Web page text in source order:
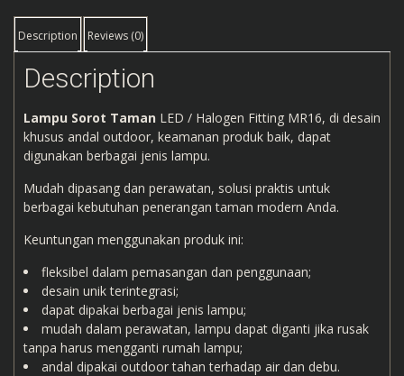
Description Reviews (0)
Description
Lampu Sorot Taman LED / Halogen Fitting MR16, di desain
khusus andal outdoor, keamanan produk baik, dapat
digunakan berbagai jenis lampu.
Mudah dipasang dan perawatan, solusi praktis untuk
berbagai kebutuhan penerangan taman modern Anda.
Keuntungan menggunakan produk ini:
fleksibel dalam pemasangan dan penggunaan;
desain unik terintegrasi;
dapat dipakai berbagai jenis lampu;
mudah dalam perawatan, lampu dapat diganti jika rusak
tanpa harus mengganti rumah lampu;
andal dipakai outdoor tahan terhadap air dan debu.